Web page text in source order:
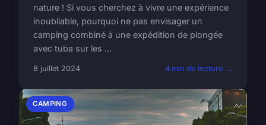
nature ! Si vous cherchez à vivre une expérience
inoubliable, pourquoi ne pas envisager un
camping combiné à une expédition de plongée
avec tuba sur les ...
8 juillet 2024 4 min de lecture →
CAMPING